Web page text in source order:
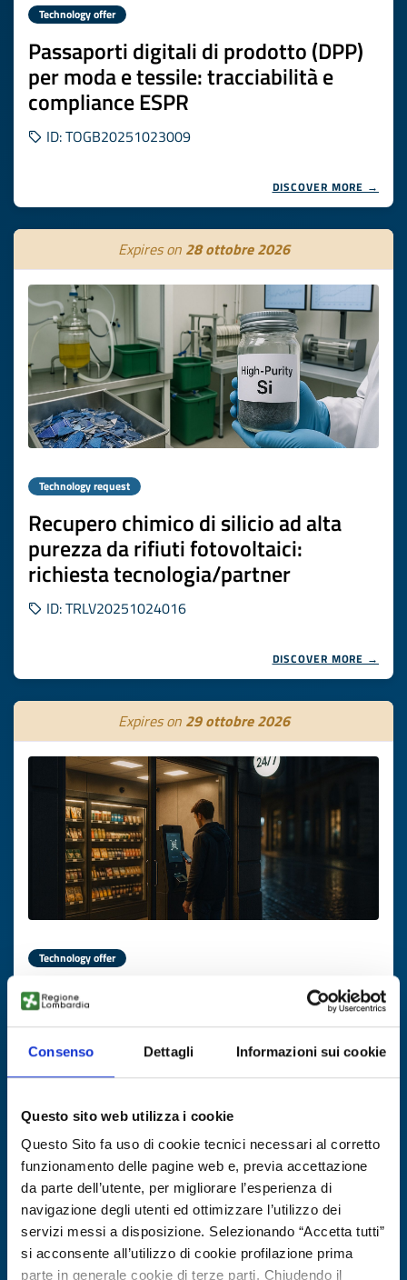
Consenso Dettagli Informazioni sui cookie
Questo sito web utilizza i cookie
Questo Sito fa uso di cookie tecnici necessari al corretto
funzionamento delle pagine web e, previa accettazione
da parte dell’utente, per migliorare l’esperienza di
navigazione degli utenti ed ottimizzare l’utilizzo dei
servizi messi a disposizione. Selezionando “Accetta tutti”
si acconsente all’utilizzo di cookie profilazione prima
parte in generale cookie di terze parti. Chiudendo il
Technology offer
Passaporti digitali di prodotto (DPP)
per moda e tessile: tracciabilità e
compliance ESPR
ID: TOGB20251023009
DISCOVER MORE →
Expires on 28 ottobre 2026
Technology request
Recupero chimico di silicio ad alta
purezza da rifiuti fotovoltaici:
richiesta tecnologia/partner
ID: TRLV20251024016
DISCOVER MORE →
Expires on 29 ottobre 2026
Technology offer
Tecnologia per negozi non presidiati
h24
ID: TOCZ20250821003
Expires on29 ottobre 2026